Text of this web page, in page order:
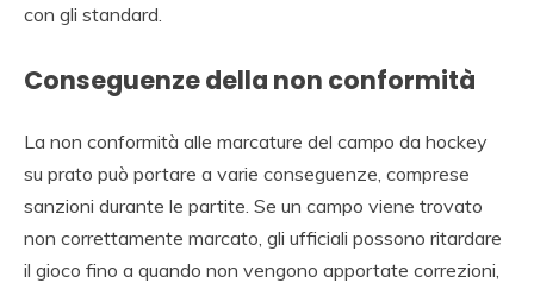
con gli standard.
Conseguenze della non conformità
La non conformità alle marcature del campo da hockey
su prato può portare a varie conseguenze, comprese
sanzioni durante le partite. Se un campo viene trovato
non correttamente marcato, gli ufficiali possono ritardare
il gioco fino a quando non vengono apportate correzioni,